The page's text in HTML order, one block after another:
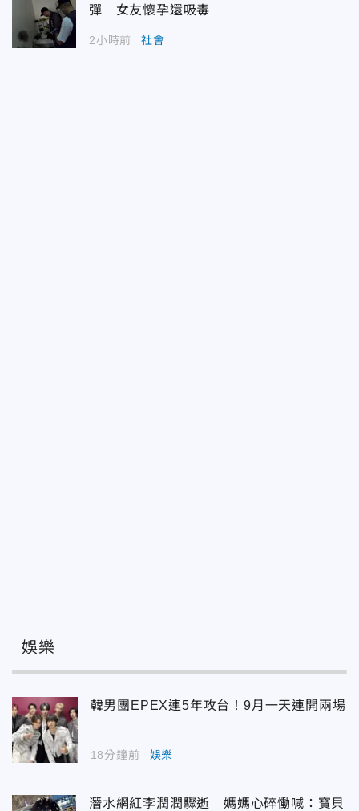
彈 女友懷孕還吸毒
2小時前 社會
娛樂
韓男團EPEX連5年攻台！9月一天連開兩場
18分鐘前 娛樂
潛水網紅李潤潤驟逝 媽媽心碎慟喊：寶貝